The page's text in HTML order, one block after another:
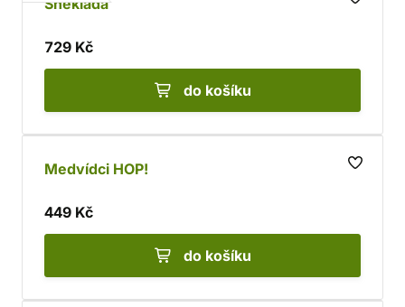
Šnekiáda
729 Kč
do košíku
Medvídci HOP!
449 Kč
do košíku